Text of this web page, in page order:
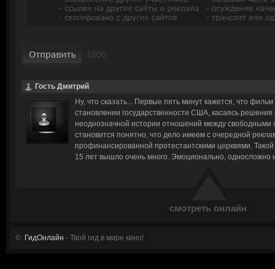
смотреть онлайн
Гость Дмитрий
Ну, что сказать... Первые пять минут кажется, что
становлении государственности США, касаясь
неоднозначной истории отношений между
становится понятно, что дело имеем с очередной
профинансированной протестантскими церквями.
15 лет вышло очень много. Эмоционально, односложно
© ГидОнлайн - Твой гид в мире кино!